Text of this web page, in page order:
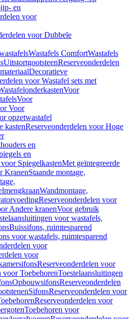
en
voor
voor Dubbele
Wastafels ComfortWastafels
UitstortgootsteenReserveonderdelen
Decoratieve
voor Wastafel sets met
Voor
Voor
Voor
opzetwastafel
kastenReserveonderdelen voor Hoge
en
en
SpiegelkastenMet geïntegreerde
KranenStaande montage,
Wandmontage,
Reserveonderdelen voor
Andere kranenVoor gebruik
voor wastafels,
Buissifons, ruimtesparend
voor wastafels, ruimtesparend
voor
voor
Reserveonderdelen voor
voor ToebehorenToestelaansluitingen
OpbouwsifonsReserveonderdelen
SifonsReserveonderdelen voor
Reserveonderdelen voor
Toebehoren voor